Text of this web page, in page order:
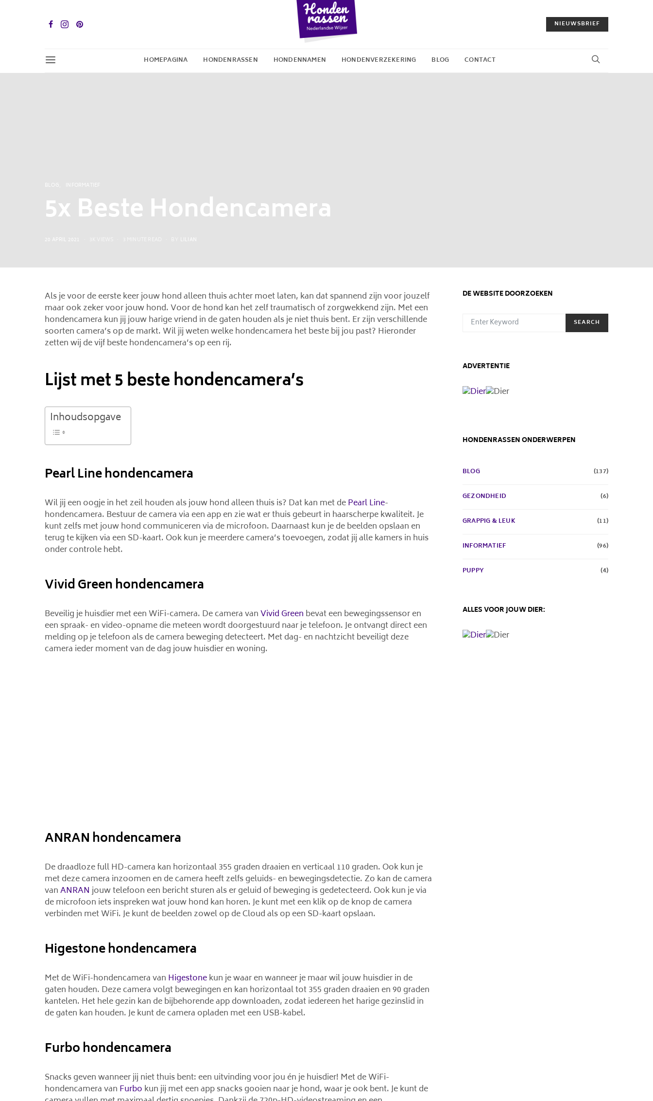
NIEUWSBRIEF
HOMEPAGINA HONDENRASSEN HONDENNAMEN HONDENVERZEKERING BLOG CONTACT
BLOG INFORMATIEF
5x Beste Hondencamera
POSTED
20 APRIL 2021 LILIAN
Als je voor de eerste keer jouw hond alleen thuis achter moet laten, kan dat spannend zijn voor jouzelf
maar ook zeker voor jouw hond. Voor de hond kan het zelf traumatisch of zorgwekkend zijn. Met een
hondencamera kun jij jouw harige vriend in de gaten houden als je niet thuis bent. Er zijn verschillende
soorten camera’s op de markt. Wil jij weten welke hondencamera het beste bij jou past? Hieronder
zetten wij de vijf beste hondencamera’s op een rij.
Lijst met 5 beste hondencamera’s
Inhoudsopgave
Pearl Line hondencamera
Wil jij een oogje in het zeil houden als jouw hond alleen thuis is? Dat kan met dePearl Line-
hondencamera. Bestuur de camera via een app en zie wat er thuis gebeurt in haarscherpe kwaliteit. Je
kunt zelfs met jouw hond communiceren via de microfoon. Daarnaast kun je de beelden opslaan en
terug te kijken via een SD-kaart. Ook kun je meerdere camera’s toevoegen, zodat jij alle kamers in huis
onder controle hebt.
Vivid Green hondencamera
Beveilig je huisdier met een WiFi-camera. De camera vanVivid Green bevat een bewegingssensor en
een spraak- en video-opname die meteen wordt doorgestuurd naar je telefoon. Je ontvangt direct een
melding op je telefoon als de camera beweging detecteert. Met dag- en nachtzicht beveiligt deze
camera ieder moment van de dag jouw huisdier en woning.
ANRAN hondencamera
De draadloze full HD-camera kan horizontaal 355 graden draaien en verticaal 110 graden. Ook kun je
met deze camera inzoomen en de camera heeft zelfs geluids- en bewegingsdetectie. Zo kan de camera
vanANRANjouw telefoon een bericht sturen als er geluid of beweging is gedetecteerd. Ook kun je via
de microfoon iets inspreken wat jouw hond kan horen. Je kunt met een klik op de knop de camera
verbinden met WiFi. Je kunt de beelden zowel op de Cloud als op een SD-kaart opslaan.
Higestone hondencamera
Met de WiFi-hondencamera van Higestonekun je waar en wanneer je maar wil jouw huisdier in de
gaten houden. Deze camera volgt bewegingen en kan horizontaal tot 355 graden draaien en 90 graden
kantelen. Het hele gezin kan de bijbehorende app downloaden, zodat iedereen het harige gezinslid in
de gaten kan houden. Je kunt de camera opladen met een USB-kabel.
Furbo hondencamera
Snacks geven wanneer jij niet thuis bent: een uitvinding voor jou én je huisdier! Met de WiFi-
hondencamera van Furbo kun jij met een app snacks gooien naar je hond, waar je ook bent. Je kunt de
DE WEBSITE DOORZOEKEN
SEARCH FOR:
SEARCH
ADVERTENTIE
HONDENRASSEN ONDERWERPEN
BLOG (137)
GEZONDHEID (6)
GRAPPIG & LEUK (11)
INFORMATIEF (96)
PUPPY (4)
ALLES VOOR JOUW DIER: